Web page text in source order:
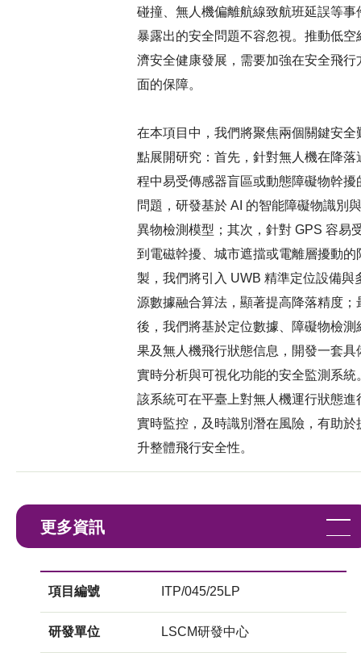
碰撞、無人機偏離航線致航班延誤等事
暴露出的安全問題不容忽視。推動低空
濟安全健康發展，需要加強在安全飛行
面的保障。
在本項目中，我們將聚焦兩個關鍵安全
點展開研究：首先，針對無人機在降落
程中易受傳感器盲區或動態障礙物幹擾
問題，研發基於 AI 的智能障礙物識別與
異物檢測模型；其次，針對 GPS 容易
到電磁幹擾、城市遮擋或電離層擾動的
製，我們將引入 UWB 精準定位設備與
源數據融合算法，顯著提高降落精度；
後，我們將基於定位數據、障礙物檢測
果及無人機飛行狀態信息，開發一套具
實時分析與可視化功能的安全監測系統
該系統可在平臺上對無人機運行狀態進
實時監控，及時識別潛在風險，有助於
升整體飛行安全性。
更多資訊
項目編號 ITP/045/25LP
研發單位 LSCM研發中心